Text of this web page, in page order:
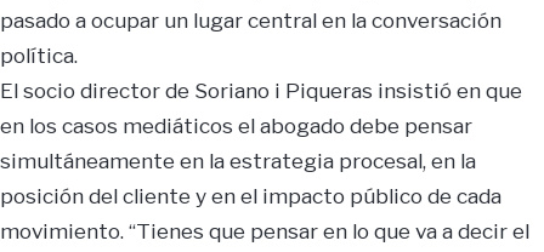
pasado a ocupar un lugar central en la conversación
política.
El socio director de Soriano i Piqueras insistió en que
en los casos mediáticos el abogado debe pensar
simultáneamente en la estrategia procesal, en la
posición del cliente y en el impacto público de cada
movimiento. “Tienes que pensar en lo que va a decir el